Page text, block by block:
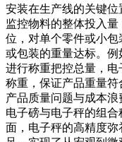
安装在生产线的关键位
监控物料的整体投入
位，对单个零件或小
或包装的重量达标。
进行称重把控总量，
称重，保证产品重量
产品质量问题与成本浪
电子磅与电子秤的组
面，电子秤的高精度